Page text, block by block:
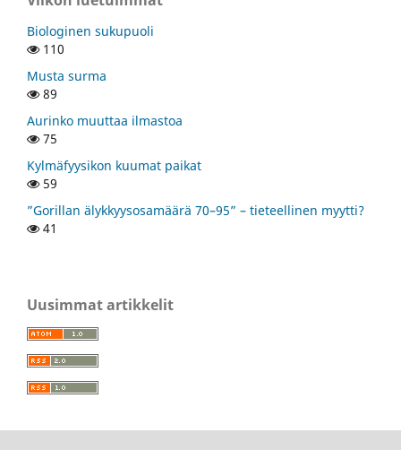
Biologinen sukupuoli
110
Musta surma
89
Aurinko muuttaa ilmastoa
75
Kylmäfyysikon kuumat paikat
59
”Gorillan älykkyysosamäärä 70–95” – tieteellinen myytti?
41
Uusimmat artikkelit